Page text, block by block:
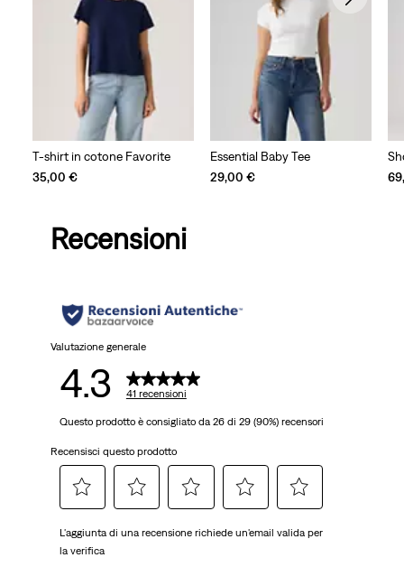
T-shirt in cotone Favorite
35,00 €
Essential Baby Tee
29,00 €
Recensioni
Valutazione generale
4.3 41 recensioni
Questo prodotto è consigliato da 26 di 29 (90%) recensori
Recensisci questo prodotto
per
valutare
per
per
per
per
L'aggiunta di una recensione richiede un'email valida per
la verifica